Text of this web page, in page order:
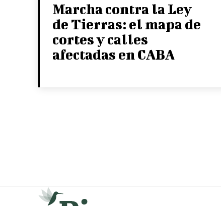
Marcha contra la Ley
de Tierras: el mapa de
cortes y calles
afectadas en CABA